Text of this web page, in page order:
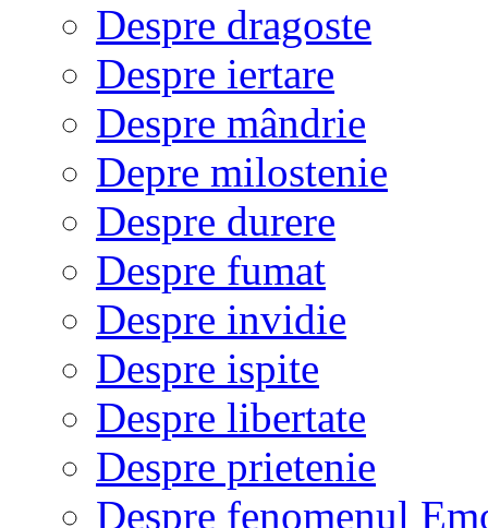
Despre dragoste
Despre iertare
Despre mândrie
Depre milostenie
Despre durere
Despre fumat
Despre invidie
Despre ispite
Despre libertate
Despre prietenie
Despre fenomenul